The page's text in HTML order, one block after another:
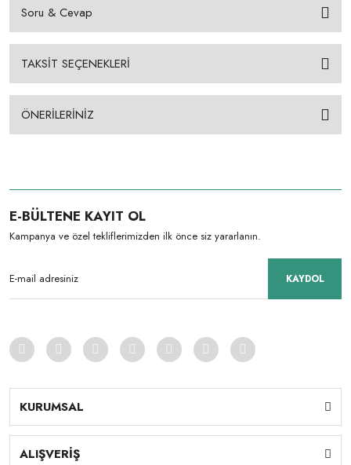
Soru & Cevap
TAKSİT SEÇENEKLERİ
ÖNERİLERİNİZ
E-BÜLTENE KAYIT OL
Kampanya ve özel tekliflerimizden ilk önce siz yararlanın.
KAYDOL
KURUMSAL
ALIŞVERİŞ